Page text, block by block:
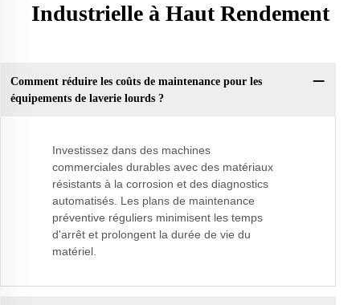
Industrielle à Haut Rendement
Comment réduire les coûts de maintenance pour les
équipements de laverie lourds ?
Investissez dans des machines
commerciales durables avec des matériaux
résistants à la corrosion et des diagnostics
automatisés. Les plans de maintenance
préventive réguliers minimisent les temps
d'arrêt et prolongent la durée de vie du
matériel.